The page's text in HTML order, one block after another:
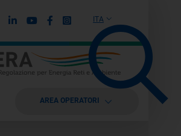
ITA
LinkedinYoutubeFacebook
Instagram
AREA OPERATORI